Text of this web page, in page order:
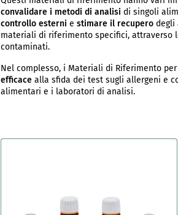
convalidare i metodi di analisi di singoli
controllo esterni e stimare il recupero degli
materiali di riferimento specifici, attraverso
contaminati.
Nel complesso, i Materiali di Riferimento
efficace alla sfida dei test sugli allergeni e
alimentari e i laboratori di analisi.